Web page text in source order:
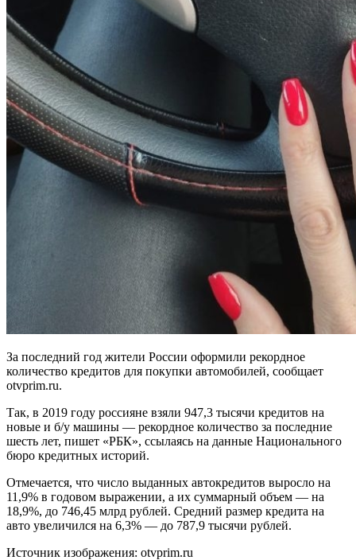
За последний год жители России оформили рекордное
количество кредитов для покупки автомобилей, сообщает
otvprim.ru.
Так, в 2019 году россияне взяли 947,3 тысячи кредитов на
новые и б/у машины — рекордное количество за последние
шесть лет, пишет «РБК», ссылаясь на данные Национального
бюро кредитных историй.
Отмечается, что число выданных автокредитов выросло на
11,9% в годовом выражении, а их суммарный объем — на
18,9%, до 746,45 млрд рублей. Средний размер кредита на
авто увеличился на 6,3% — до 787,9 тысячи рублей.
Источник изображения: otvprim.ru